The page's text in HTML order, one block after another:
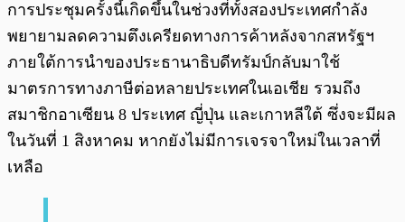
การประชุมครั้งนี้เกิดขึ้นในช่วงที่ทั้งสองประเทศกำลัง
พยายามลดความตึงเครียดทางการค้าหลังจากสหรัฐฯ
ภายใต้การนำของประธานาธิบดีทรัมป์กลับมาใช้
มาตรการทางภาษีต่อหลายประเทศในเอเชีย รวมถึง
สมาชิกอาเซียน 8 ประเทศ ญี่ปุ่น และเกาหลีใต้ ซึ่งจะมีผล
ในวันที่ 1 สิงหาคม หากยังไม่มีการเจรจาใหม่ในเวลาที่
เหลือ